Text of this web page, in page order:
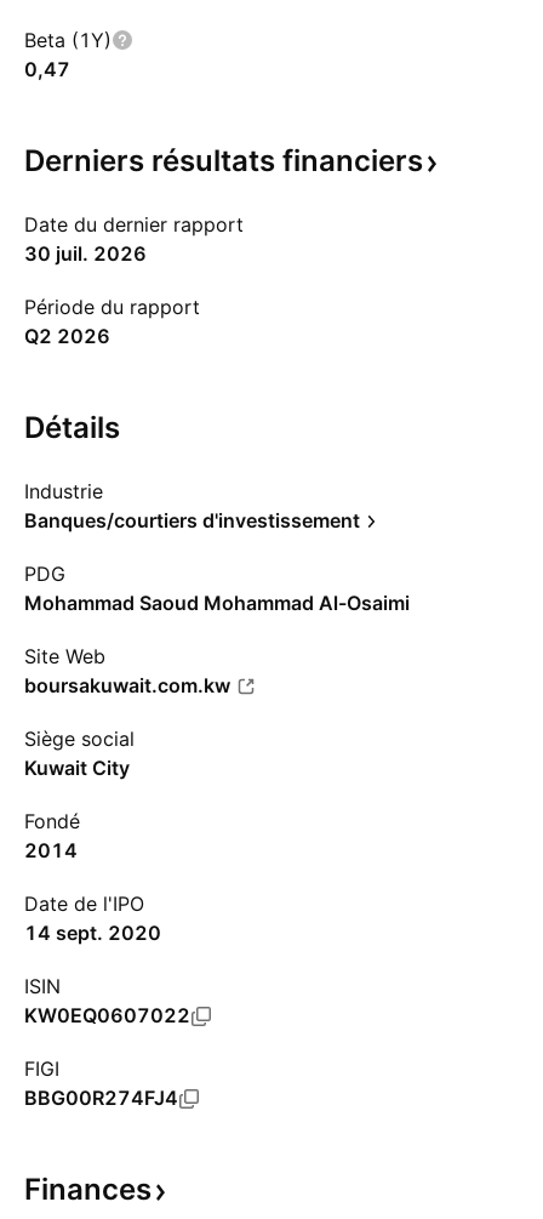
Beta (1Y)
0,47
Derniers résultats financiers
Date du dernier rapport
30 juil. 2026
Période du rapport
Q2 2026
Détails
Industrie
Banques/courtiers d'investissement
PDG
Mohammad Saoud Mohammad Al-Osaimi
Site Web
boursakuwait.com.kw
Siège social
Kuwait City
Fondé
2014
Date de l'IPO
14 sept. 2020
ISIN
KW0EQ0607022
FIGI
BBG00R274FJ4
Finances